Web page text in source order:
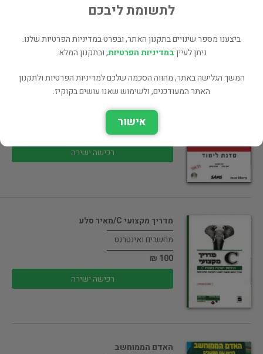
רכישה ישירה
c++ סדנת לימוד-רב מכר
מחשבים ואינטרנט
רכישה ישירה
מדריך מקצועי C/מאיר סלע
מחשבים ואינטרנט
100 ₪
רכישה ישירה
האדם הממוחשב
לתשומת ליבכם
ביצענו מספר שינויים בתקנון האתר, ובפרט במדיניות הפרטיות שלנו.
ניתן לעייןבמדיניות הפרטיות, ובתקנון המלא.
המשך הגלישה באתר, מהווה הסכמה שלכם למדיניות הפרטיות ולתקנון
האתר המעודכנים, ולשימוש שאנו עושים בקוקיז.
אישור